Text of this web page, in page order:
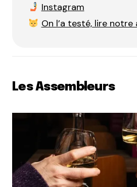
Instagram
On l’a testé, lire notre
Les Assembleurs